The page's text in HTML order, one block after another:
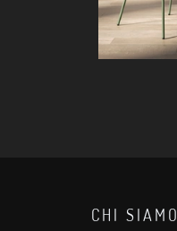
CHI SIAMO